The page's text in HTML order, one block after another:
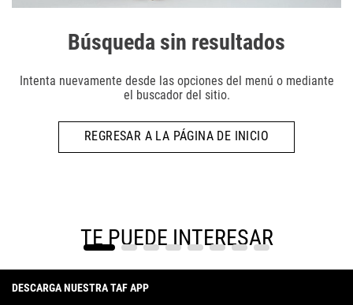
Búsqueda sin resultados
Intenta nuevamente desde las opciones del menú o mediante
el buscador del sitio.
REGRESAR A LA PÁGINA DE INICIO
TE PUEDE INTERESAR
DESCARGA NUESTRA TAF APP